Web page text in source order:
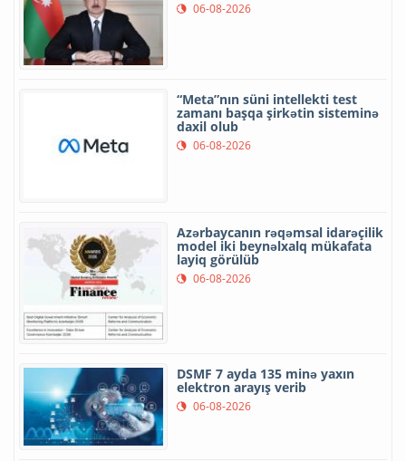
06-08-2026
“Meta”nın süni intellekti test
zamanı başqa şirkətin sisteminə
daxil olub
06-08-2026
Azərbaycanın rəqəmsal idarəçilik
model iki beynəlxalq mükafata
layiq görülüb
06-08-2026
DSMF 7 ayda 135 minə yaxın
elektron arayış verib
06-08-2026